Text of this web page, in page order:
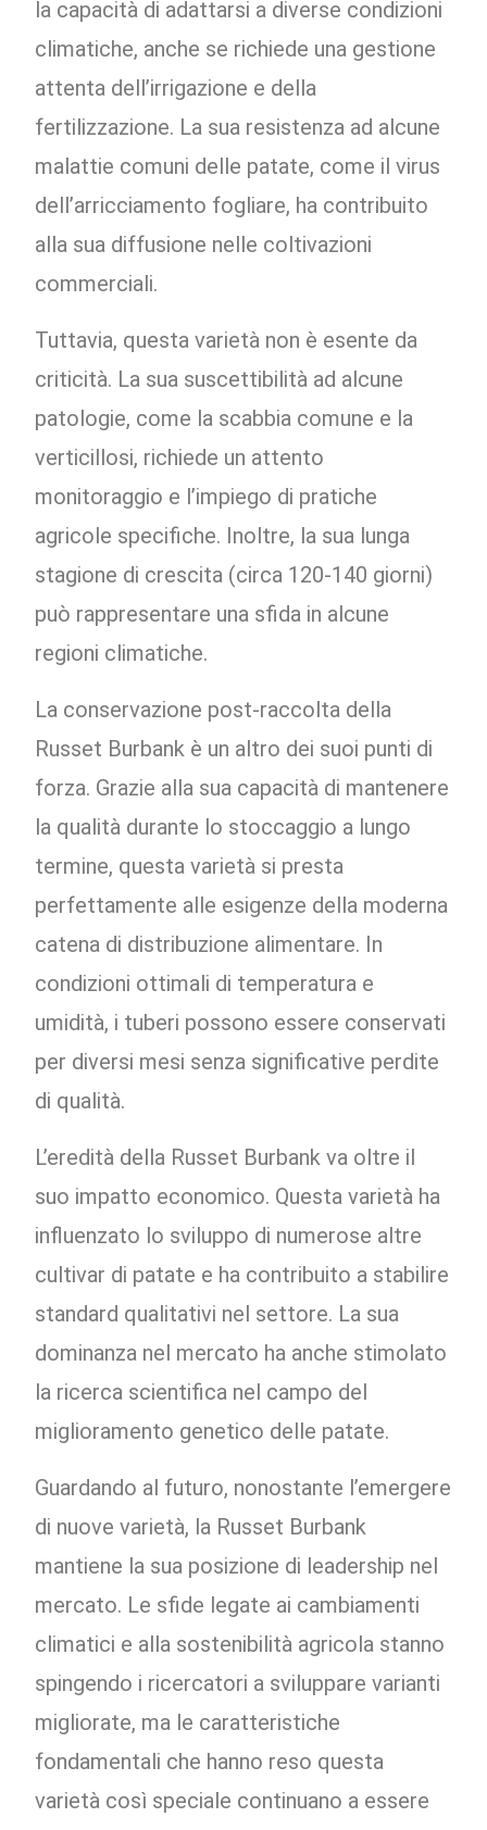
la capacità di adattarsi a diverse condizioni
climatiche, anche se richiede una gestione
attenta dell’irrigazione e della
fertilizzazione. La sua resistenza ad alcune
malattie comuni delle patate, come il virus
dell’arricciamento fogliare, ha contribuito
alla sua diffusione nelle coltivazioni
commerciali.
Tuttavia, questa varietà non è esente da
criticità. La sua suscettibilità ad alcune
patologie, come la scabbia comune e la
verticillosi, richiede un attento
monitoraggio e l’impiego di pratiche
agricole specifiche. Inoltre, la sua lunga
stagione di crescita (circa 120-140 giorni)
può rappresentare una sfida in alcune
regioni climatiche.
La conservazione post-raccolta della
Russet Burbank è un altro dei suoi punti di
forza. Grazie alla sua capacità di mantenere
la qualità durante lo stoccaggio a lungo
termine, questa varietà si presta
perfettamente alle esigenze della moderna
catena di distribuzione alimentare. In
condizioni ottimali di temperatura e
umidità, i tuberi possono essere conservati
per diversi mesi senza significative perdite
di qualità.
L’eredità della Russet Burbank va oltre il
suo impatto economico. Questa varietà ha
influenzato lo sviluppo di numerose altre
cultivar di patate e ha contribuito a stabilire
standard qualitativi nel settore. La sua
dominanza nel mercato ha anche stimolato
la ricerca scientifica nel campo del
miglioramento genetico delle patate.
Guardando al futuro, nonostante l’emergere
di nuove varietà, la Russet Burbank
mantiene la sua posizione di leadership nel
mercato. Le sfide legate ai cambiamenti
climatici e alla sostenibilità agricola stanno
spingendo i ricercatori a sviluppare varianti
migliorate, ma le caratteristiche
fondamentali che hanno reso questa
varietà così speciale continuano a essere